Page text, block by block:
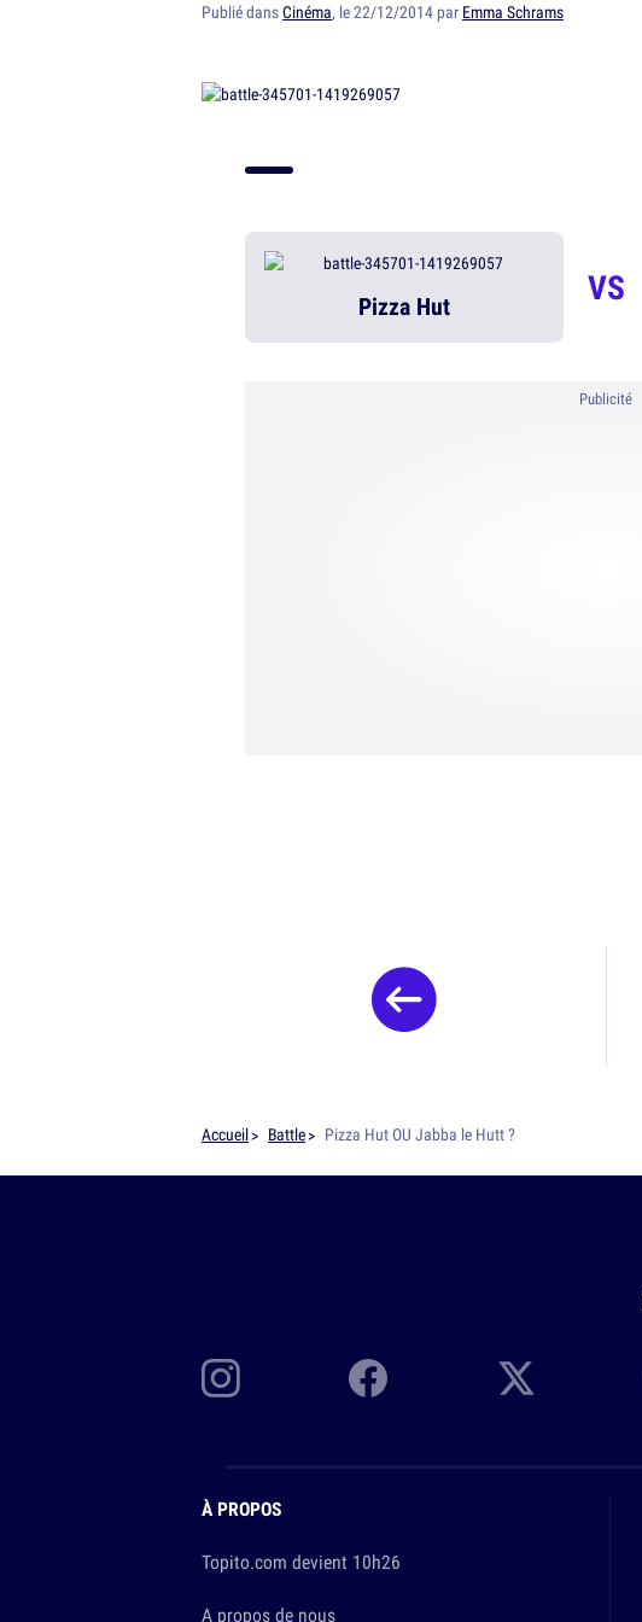
Publié dansCinéma, le 22/12/2014 par Emma Schrams
Pizza Hut VS
Publicité
Accueil Battle Pizza Hut OU Jabba le Hutt ?
À PROPOS
Topito.com devient 10h26
A propos de nous